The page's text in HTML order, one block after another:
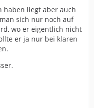
haben liegt aber auch
sich nur noch auf
wo er eigentlich nicht
er ja nur bei klaren